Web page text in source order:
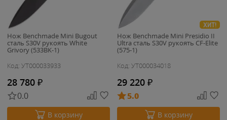
Нож Benchmade Mini Bugout
сталь S30V рукоять White
Grivory (533BK-1)
Код: УТ000033933
28 780 ₽
0.0
В корзину
ХИТ!
Нож Benchmade Mini Presidio II
Ultra сталь S30V рукоять CF-Elite
(575-1)
Код: УТ000034018
29 220 ₽
5.0
В корзину